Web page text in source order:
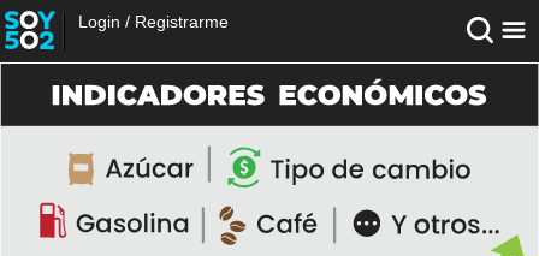
Login / Registrarme